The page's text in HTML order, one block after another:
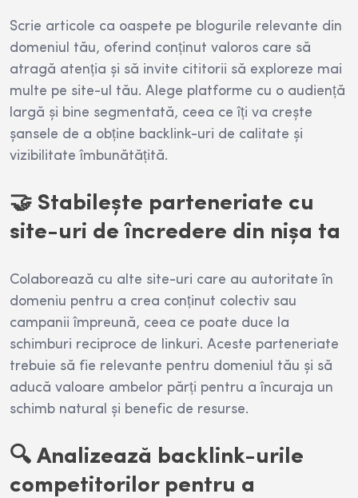
Scrie articole ca oaspete pe blogurile relevante din
domeniul tău, oferind conținut valoros care să
atragă atenția și să invite cititorii să exploreze mai
multe pe site-ul tău. Alege platforme cu o audiență
largă și bine segmentată, ceea ce îți va crește
șansele de a obține backlink-uri de calitate și
vizibilitate îmbunătățită.
🤝 Stabilește parteneriate cu
site-uri de încredere din nișa ta
Colaborează cu alte site-uri care au autoritate în
domeniu pentru a crea conținut colectiv sau
campanii împreună, ceea ce poate duce la
schimburi reciproce de linkuri. Aceste parteneriate
trebuie să fie relevante pentru domeniul tău și să
aducă valoare ambelor părți pentru a încuraja un
schimb natural și benefic de resurse.
🔍 Analizează backlink-urile
competitorilor pentru a